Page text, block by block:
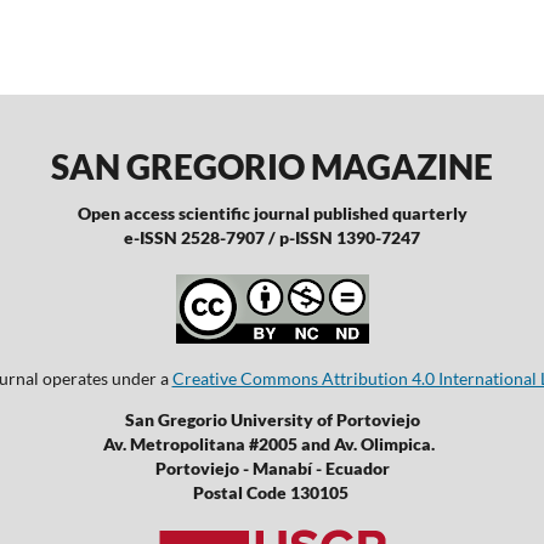
SAN GREGORIO MAGAZINE
Open access scientific journal published quarterly
e-ISSN 2528-7907 / p-ISSN 1390-7247
operates under aCreative Commons Attribution 4.0 International
San Gregorio University of Portoviejo
Av. Metropolitana #2005 and Av. Olimpica.
Portoviejo - Manabí - Ecuador
Postal Code 130105